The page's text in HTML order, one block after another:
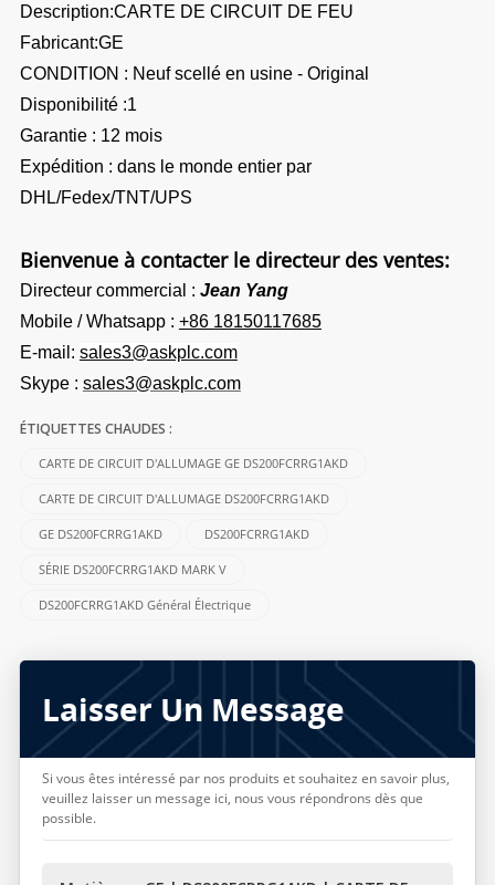
Description:CARTE DE CIRCUIT DE FEU
Fabricant:GE
CONDITION : Neuf scellé en usine - Original
Disponibilité :1
Garantie : 12 mois
Expédition : dans le monde entier par
DHL/Fedex/TNT/UPS
Bienvenue à contacter le directeur des ventes:
Directeur commercial : Jean Yang
Mobile / Whatsapp : +86 18150117685
E-mail: sales3@askplc.com
Skype : sales3@askplc.com
ÉTIQUETTES CHAUDES :
CARTE DE CIRCUIT D'ALLUMAGE GE DS200FCRRG1AKD
CARTE DE CIRCUIT D'ALLUMAGE DS200FCRRG1AKD
GE DS200FCRRG1AKD DS200FCRRG1AKD
SÉRIE DS200FCRRG1AKD MARK V
DS200FCRRG1AKD Général Électrique
Laisser Un Message
Si vous êtes intéressé par nos produits et souhaitez en savoir plus,
veuillez laisser un message ici, nous vous répondrons dès que
possible.